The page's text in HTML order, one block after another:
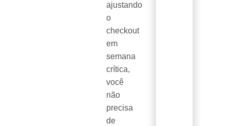
ajustando
o
checkout
em
semana
crítica,
você
não
precisa
de